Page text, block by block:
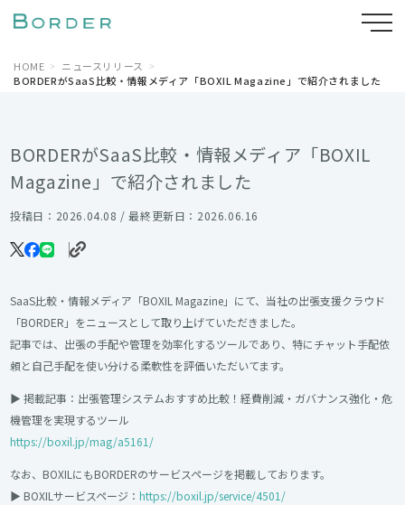
HOME
ニュースリリース
BORDERがSaaS比較・情報メディア「BOXIL Magazine」で紹介されました
BORDERがSaaS比較・情報メディア「BOXIL
Magazine」で紹介されました
投稿日：2026.04.08 / 最終更新日：2026.06.16
SaaS比較・情報メディア「BOXIL Magazine」にて、当社の出張支援クラウド
「BORDER」をニュースとして取り上げていただきました。
記事では、出張の手配や管理を効率化するツールであり、特にチャット手配依
頼と自己手配を使い分ける柔軟性を評価いただいてます。
▶︎ 掲載記事：出張管理システムおすすめ比較！経費削減・ガバナンス強化・危
機管理を実現するツール
https://boxil.jp/mag/a5161/
なお、BOXILにもBORDERのサービスページを掲載しております。
▶︎ BOXILサービスページ：https://boxil.jp/service/4501/